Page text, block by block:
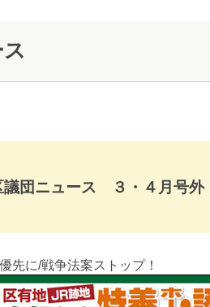
議団ニュース ３・４月号
先に/戦争法案ストップ！